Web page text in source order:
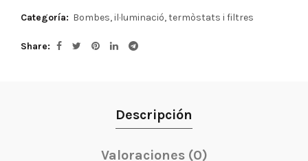
Categoría: Bombes, il·luminació, termòstats i filtres
Share
Descripción
Valoraciones (0)